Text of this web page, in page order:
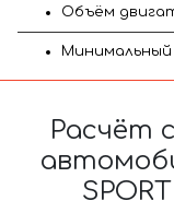
Объём
Минимальный
Расчёт